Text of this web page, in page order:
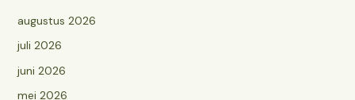
augustus 2026
juli 2026
juni 2026
mei 2026